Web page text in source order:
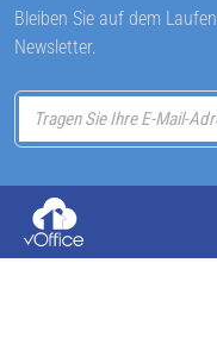
Bleiben Sie auf dem
Newsletter.